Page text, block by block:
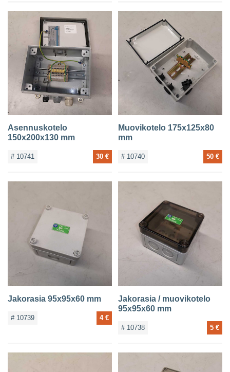
Asennuskotelo
150x200x130 mm
# 10741 30 €
Muovikotelo 175x125x80
mm
# 10740 50 €
Jakorasia 95x95x60 mm
# 10739 4 €
Jakorasia / muovikotelo
95x95x60 mm
# 10738 5 €